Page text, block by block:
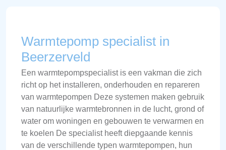
Warmtepomp specialist in
Beerzerveld
Een warmtepompspecialist is een vakman die zich
richt op het installeren, onderhouden en repareren
van warmtepompen Deze systemen maken gebruik
van natuurlijke warmtebronnen in de lucht, grond of
water om woningen en gebouwen te verwarmen en
te koelen De specialist heeft diepgaande kennis
van de verschillende typen warmtepompen, hun